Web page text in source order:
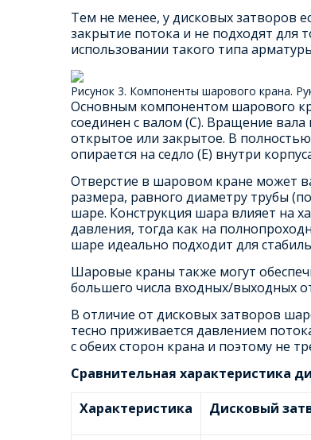
Тем не менее, у дисковых затворов
закрытие потока и не подходят для
использовании такого типа
Рисунок 3. Компоненты шарового крана.
Основным компонентом шарового
соединен с валом (С). Вращение
открытое или закрытое. В
опирается на седло (E) внутри
Отверстие в шаровом кране может
размера, равного диаметру трубы
шаре. Конструкция шара влияет на
давления, тогда как на
шаре идеально подходит для
Шаровые краны также могут
большего числа входных/выходных
В отличие от дисковых затворов
тесно приживается давлением
с обеих сторон крана и поэтому не
Сравнительная характеристика
Характеристика
Дисковый